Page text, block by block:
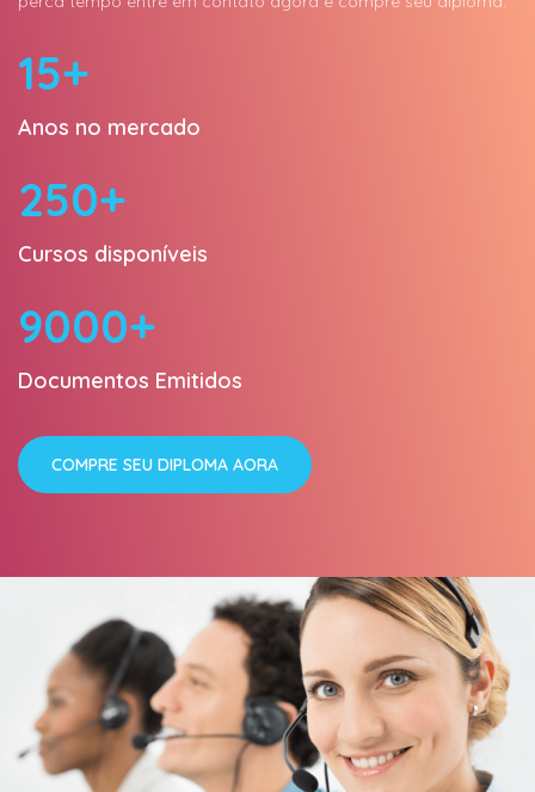
15+
Anos no mercado
250+
Cursos disponíveis
9000+
Documentos Emitidos
COMPRE SEU DIPLOMA AORA